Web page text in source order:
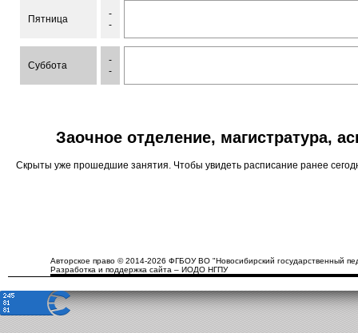
Пятница
-
-
Суббота
-
-
Заочное отделение, магистратура,
Скрыты уже прошедшие занятия. Чтобы увидеть расписание ранее
Авторское право © 2014-2026 ФГБОУ ВО "Новосибирский государственный
Разработка и поддержка сайта – ИОДО НГПУ